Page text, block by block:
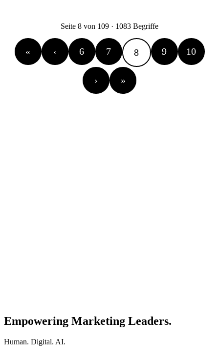
Seite 8 von 109 · 1083 Begriffe
« ‹ 6 7 8 9 10
› »
Empowering Marketing Leaders.
Human. Digital. AI.